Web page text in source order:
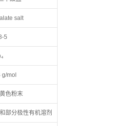
salt
5
mol
色粉末
部分极性有机溶剂